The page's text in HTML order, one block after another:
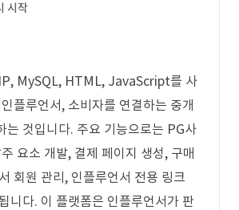
시작
MySQL, HTML, JavaScript를 사
플루언서, 소비자를 연결하는 중개
는 것입니다. 주요 기능으로는 PG사
요소 개발, 결제 페이지 생성, 구매
회원 관리, 인플루언서 전용 링크
니다. 이 플랫폼은 인플루언서가 판